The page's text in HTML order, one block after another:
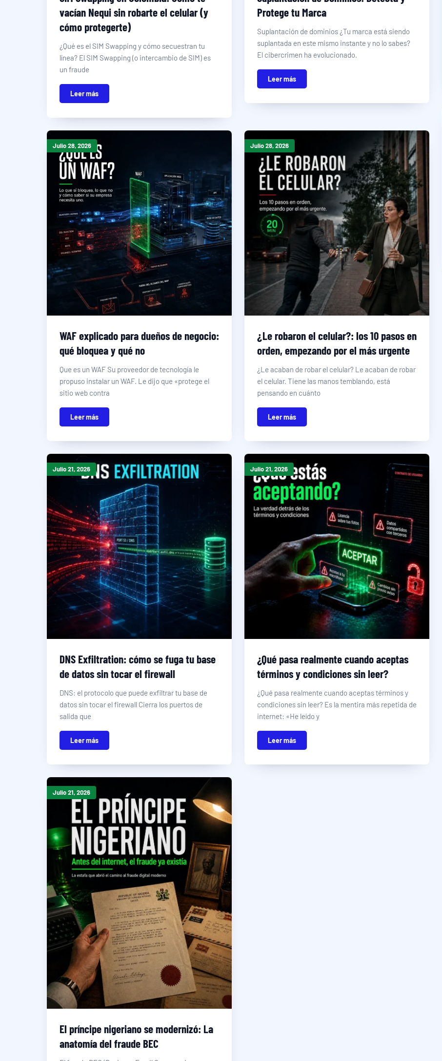
vacían Nequi sin robarte el celular (y
cómo protegerte)
¿Qué es el SIM Swapping y cómo secuestran tu
línea? El SIM Swapping (o intercambio de SIM) es
un fraude
Leer más
Protege tu Marca
Suplantación de dominios ¿Tu marca está siendo
suplantada en este mismo instante y no lo sabes?
El cibercrimen ha evolucionado.
Leer más
Julio 28, 2026
WAF explicado para dueños de negocio:
qué bloquea y qué no
Que es un WAF Su proveedor de tecnología le
propuso instalar un WAF. Le dijo que «protege el
sitio web contra
Leer más
Julio 28, 2026
¿Le robaron el celular?: los 10 pasos en
orden, empezando por el más urgente
¿Le acaban de robar el celular? Le acaban de robar
el celular. Tiene las manos temblando, está
pensando en cuánto
Leer más
Julio 21, 2026
DNS Exfiltration: cómo se fuga tu base
de datos sin tocar el firewall
DNS: el protocolo que puede exfiltrar tu base de
datos sin tocar el firewall Cierra los puertos de
salida que
Leer más
Julio 21, 2026
¿Qué pasa realmente cuando aceptas
términos y condiciones sin leer?
¿Qué pasa realmente cuando aceptas términos y
condiciones sin leer? Es la mentira más repetida de
internet: «He leído y
Leer más
Julio 21, 2026
El príncipe nigeriano se modernizó: La
anatomía del fraude BEC